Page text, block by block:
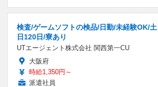
検査/ゲームソフトの検品/日勤/未経験OK/
日120日/寮あり
UTエージェント株式会社 関西第一CU
大阪府
時給1,350円～
派遣社員